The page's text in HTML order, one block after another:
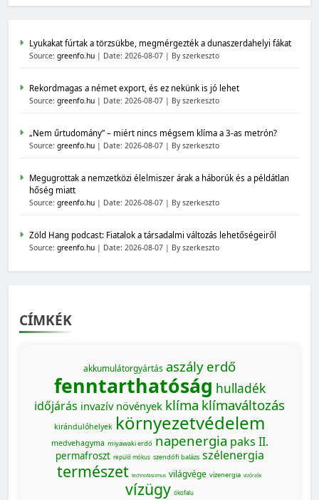
Lyukakat fúrtak a törzsükbe, megmérgezték a dunaszerdahelyi fákat
Source: greenfo.hu Date: 2026-08-07 By szerkeszto
Rekordmagas a német export, és ez nekünk is jó lehet
Source: greenfo.hu Date: 2026-08-07 By szerkeszto
„Nem űrtudomány” – miért nincs mégsem klíma a 3-as metrón?
Source: greenfo.hu Date: 2026-08-07 By szerkeszto
Megugrottak a nemzetközi élelmiszer árak a háborúk és a példátlan
hőség miatt
Source: greenfo.hu Date: 2026-08-07 By szerkeszto
Zöld Hang podcast: Fiatalok a társadalmi változás lehetőségeiről
Source: greenfo.hu Date: 2026-08-07 By szerkeszto
CÍMKÉK
akkumulátorgyártás aszály erdő
fenntarthatóság hulladék
időjárás invazív növények klíma klímaváltozás
kirándulóhelyek környezetvédelem
medvehagyma miyawaki erdő napenergia paks II.
permafroszt repülő mókus szendőfi balázs szélenergia
természet technofasizmus világvége vízenergia vízőrzők
vízügy ökofalu